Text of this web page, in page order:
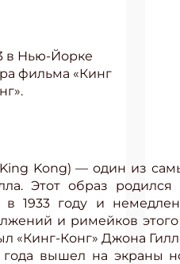
в Нью-Йорке
фильма «Кинг
King Kong) — один из
Этот образ
1933 году и
и римейков
«Кинг-Конг» Джона
года вышел на экраны